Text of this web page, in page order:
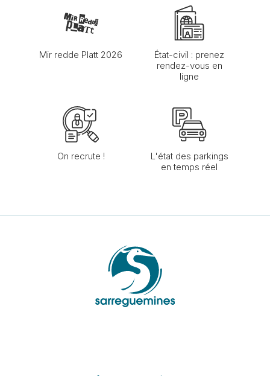
Mir redde Platt 2026
État-civil : prenez
rendez-vous en
ligne
On recrute !
L'état des parkings
en temps réel